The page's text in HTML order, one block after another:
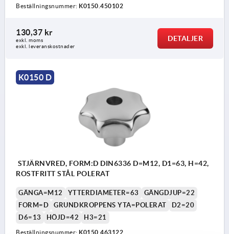
Beställningsnummer: K0150.450102
130,37 kr
exkl. moms
exkl. leveranskostnader
DETALJER
K0150 D
STJÄRNVRED, FORM:D DIN6336 D=M12, D1=63, H=42,
ROSTFRITT STÅL POLERAT
GÄNGA=M12 YTTERDIAMETER=63
GÄNGDJUP=22
FORM=D
GRUNDKROPPENS YTA=POLERAT
D2=20
D6=13
HÖJD=42 H3=21
Beställningsnummer: K0150.463122